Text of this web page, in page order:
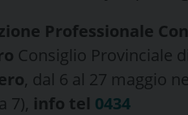
Professionale
Consiglio Provinciale
, dal 6 al 27 maggio
7), info tel 0434